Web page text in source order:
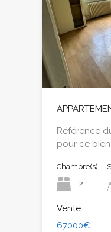
Référence
pour ce bien
Chambre(s)
2
Vente
67000€